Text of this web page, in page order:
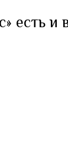
есть и